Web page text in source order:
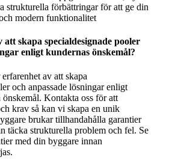
strukturella förbättringar för att ge din
modern funktionalitet
skapa specialdesignade pooler
enligt kundernas önskemål?
av att skapa
och anpassade lösningar enligt
Kontakta oss för att
krav så kan vi skapa en unik
brukar tillhandahålla garantier
täcka strukturella problem och fel. Se
med din byggare innan